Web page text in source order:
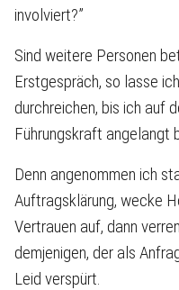
involviert?”
Sind weitere Personen
Erstgespräch, so lasse
durchreichen, bis ich auf
Führungskraft angelangt
Denn angenommen ich
Auftragsklärung, wecke
Vertrauen auf, dann
demjenigen, der als
Leid verspürt.